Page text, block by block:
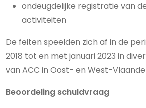
ondeugdelijke registratie van
activiteiten
De feiten speelden zich af in de
2018 tot en met januari 2023 in
van ACC in Oost- en West-
Beoordeling schuldvraag